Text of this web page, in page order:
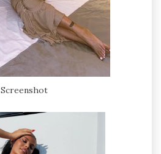
Screenshot